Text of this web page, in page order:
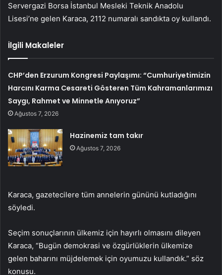
Servergazi Borsa İstanbul Mesleki Teknik Anadolu
Lisesi’ne gelen Karaca, 2112 numaralı sandıkta oy kullandı.
İlgili Makaleler
CHP’den Erzurum Kongresi Paylaşımı: “Cumhuriyetimizin
Harcını Karma Cesareti Gösteren Tüm Kahramanlarımızı
Saygı, Rahmet ve Minnetle Anıyoruz”
Ağustos 7, 2026
Hazinemiz tam takır
Ağustos 7, 2026
Karaca, gazetecilere tüm annelerin gününü kutladığını
söyledi.
Seçim sonuçlarının ülkemiz için hayırlı olmasını dileyen
Karaca, “Bugün demokrasi ve özgürlüklerin ülkemize
gelen baharını müjdelemek için oyumuzu kullandık.” söz
konusu.